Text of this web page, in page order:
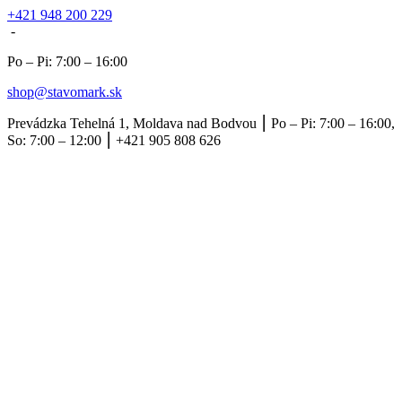
+421 948 200 229
-
Po – Pi: 7:00 – 16:00
shop@stavomark.sk
Prevádzka Tehelná 1, Moldava nad Bodvou ⎮ Po – Pi: 7:00 – 16:00,
So: 7:00 – 12:00 ⎮ +421 905 808 626